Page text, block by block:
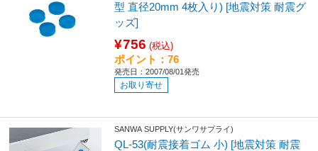
型 直径20mm 4枚入り) [地震対策 耐震グ
ッズ]
¥756 (税込)
ポイント：76
発売日：2007/08/01発売
お取り寄せ
SANWA SUPPLY(サンワサプライ)
QL-53(耐震接着ゴム 小) [地震対策 耐震